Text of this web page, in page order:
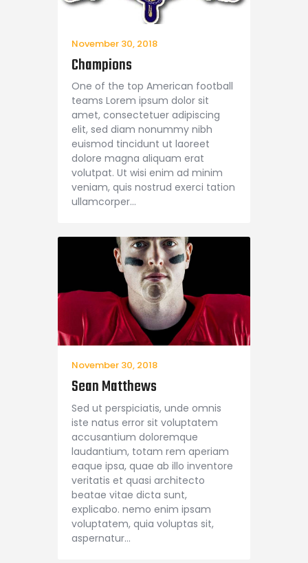
November 30, 2018
Champions
One of the top American football
teams Lorem ipsum dolor sit
amet, consectetuer adipiscing
elit, sed diam nonummy nibh
euismod tincidunt ut laoreet
dolore magna aliquam erat
volutpat. Ut wisi enim ad minim
veniam, quis nostrud exerci tation
ullamcorper…
November 30, 2018
Sean Matthews
Sed ut perspiciatis, unde omnis
iste natus error sit voluptatem
accusantium doloremque
laudantium, totam rem aperiam
eaque ipsa, quae ab illo inventore
veritatis et quasi architecto
beatae vitae dicta sunt,
explicabo. nemo enim ipsam
voluptatem, quia voluptas sit,
aspernatur…